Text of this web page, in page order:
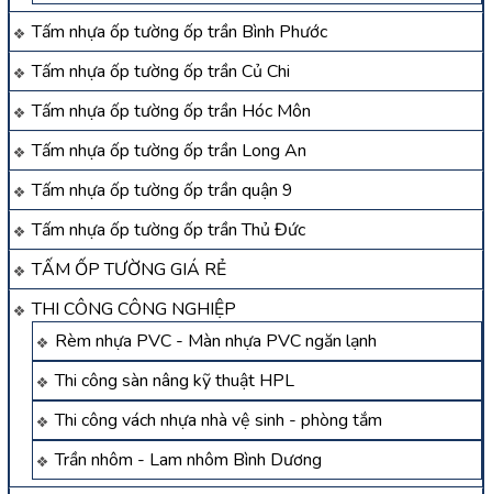
Tấm nhựa ốp tường ốp trần Bình Phước
Tấm nhựa ốp tường ốp trần Củ Chi
Tấm nhựa ốp tường ốp trần Hóc Môn
Tấm nhựa ốp tường ốp trần Long An
Tấm nhựa ốp tường ốp trần quận 9
Tấm nhựa ốp tường ốp trần Thủ Đức
TẤM ỐP TƯỜNG GIÁ RẺ
THI CÔNG CÔNG NGHIỆP
Rèm nhựa PVC - Màn nhựa PVC ngăn lạnh
Thi công sàn nâng kỹ thuật HPL
Thi công vách nhựa nhà vệ sinh - phòng tắm
Trần nhôm - Lam nhôm Bình Dương